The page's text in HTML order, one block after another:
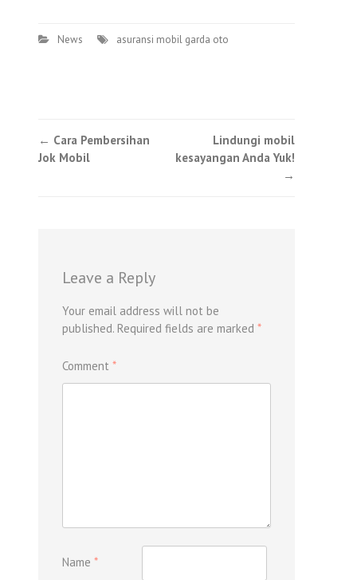
News asuransi mobil garda oto
Post
navigation
← Cara Pembersihan
Jok Mobil
Lindungi mobil
kesayangan Anda Yuk!
→
Leave a Reply
Your email address will not be
published. Required fields are marked *
Comment *
Name *